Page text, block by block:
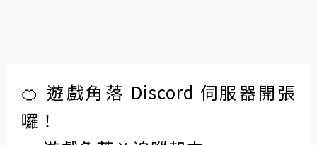
🍊 遊戲角落 Discord 伺服器開張
囉！